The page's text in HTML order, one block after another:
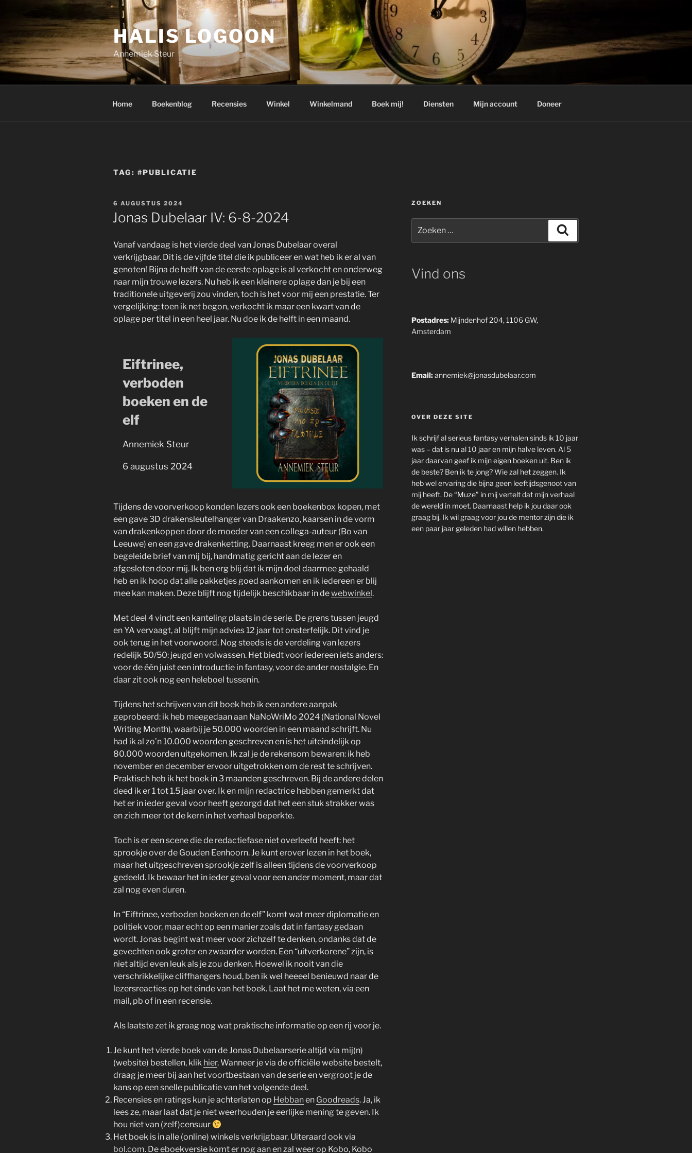
inhoud
HALIS LOGOON
Annemiek Steur
Home Boekenblog Recensies Winkel Winkelmand Boek mij! Diensten Mijn account Doneer
TAG: #PUBLICATIE
GEPLAATST
OP
6 AUGUSTUS 2024
Jonas Dubelaar IV: 6-8-2024
Vanaf vandaag is het vierde deel van Jonas Dubelaar overal
verkrijgbaar. Dit is de vijfde titel die ik publiceer en wat heb ik er al van
genoten! Bijna de helft van de eerste oplage is al verkocht en onderweg
naar mijn trouwe lezers. Nu heb ik een kleinere oplage dan je bij een
traditionele uitgeverij zou vinden, toch is het voor mij een prestatie. Ter
vergelijking: toen ik net begon, verkocht ik maar een kwart van de
oplage per titel in een heel jaar. Nu doe ik de helft in een maand.
Eiftrinee,
verboden
boeken en de
elf
Annemiek Steur
6 augustus 2024
Tijdens de voorverkoop konden lezers ook een boekenbox kopen, met
een gave 3D drakensleutelhanger van Draakenzo, kaarsen in de vorm
van drakenkoppen door de moeder van een collega-auteur (Bo van
Leeuwe) en een gave drakenketting. Daarnaast kreeg men er ook een
begeleide brief van mij bij, handmatig gericht aan de lezer en
afgesloten door mij. Ik ben erg blij dat ik mijn doel daarmee gehaald
heb en ik hoop dat alle pakketjes goed aankomen en ik iedereen er blij
mee kan maken. Deze blijft nog tijdelijk beschikbaar in dewebwinkel.
Met deel 4 vindt een kanteling plaats in de serie. De grens tussen jeugd
en YA vervaagt, al blijft mijn advies 12 jaar tot onsterfelijk. Dit vind je
ook terug in het voorwoord. Nog steeds is de verdeling van lezers
redelijk 50/50: jeugd en volwassen. Het biedt voor iedereen iets anders:
voor de één juist een introductie in fantasy, voor de ander nostalgie. En
daar zit ook nog een heleboel tussenin.
Tijdens het schrijven van dit boek heb ik een andere aanpak
geprobeerd: ik heb meegedaan aan NaNoWriMo 2024 (National Novel
Writing Month), waarbij je 50.000 woorden in een maand schrijft. Nu
had ik al zo’n 10.000 woorden geschreven en is het uiteindelijk op
80.000 woorden uitgekomen. Ik zal je de rekensom bewaren: ik heb
november en december ervoor uitgetrokken om de rest te schrijven.
Praktisch heb ik het boek in 3 maanden geschreven. Bij de andere delen
deed ik er 1 tot 1.5 jaar over. Ik en mijn redactrice hebben gemerkt dat
het er in ieder geval voor heeft gezorgd dat het een stuk strakker was
en zich meer tot de kern in het verhaal beperkte.
Toch is er een scene die de redactiefase niet overleefd heeft: het
sprookje over de Gouden Eenhoorn. Je kunt erover lezen in het boek,
maar het uitgeschreven sprookje zelf is alleen tijdens de voorverkoop
gedeeld. Ik bewaar het in ieder geval voor een ander moment, maar dat
zal nog even duren.
In “Eiftrinee, verboden boeken en de elf” komt wat meer diplomatie en
politiek voor, maar echt op een manier zoals dat in fantasy gedaan
wordt. Jonas begint wat meer voor zichzelf te denken, ondanks dat de
gevechten ook groter en zwaarder worden. Een “uitverkorene” zijn, is
niet altijd even leuk als je zou denken. Hoewel ik nooit van die
verschrikkelijke cliffhangers houd, ben ik wel heeeel benieuwd naar de
lezersreacties op het einde van het boek. Laat het me weten, via een
mail, pb of in een recensie.
Als laatste zet ik graag nog wat praktische informatie op een rij voor je.
Je kunt het vierde boek van de Jonas Dubelaarserie altijd via mij(n)
(website) bestellen, klik hier. Wanneer je via de officiële website bestelt,
draag je meer bij aan het voortbestaan van de serie en vergroot je de
kans op een snelle publicatie van het volgende deel.
Recensies en ratings kun je achterlaten op Hebbanen Goodreads. Ja, ik
lees ze, maar laat dat je niet weerhouden je eerlijke mening te geven. Ik
hou niet van (zelf)censuur
Het boek is in alle (online) winkels verkrijgbaar. Uiteraard ook via
bol.com. De eboekversie komt er nog aan en zal weer op Kobo, Kobo
ZOEKEN
naar:
Vind ons
Postadres:Mijndenhof 204, 1106 GW,
Amsterdam
Email: annemiek@jonasdubelaar.com
OVER DEZE SITE
Ik schrijf al serieus fantasy verhalen sinds ik 10 jaar
was – dat is nu al 10 jaar en mijn halve leven. Al 5
jaar daarvan geef ik mijn eigen boeken uit. Ben ik
de beste? Ben ik te jong? Wie zal het zeggen. Ik
heb wel ervaring die bijna geen leeftijdsgenoot van
mij heeft. De “Muze” in mij vertelt dat mijn verhaal
de wereld in moet. Daarnaast help ik jou daar ook
graag bij. Ik wil graag voor jou de mentor zijn die ik
een paar jaar geleden had willen hebben.